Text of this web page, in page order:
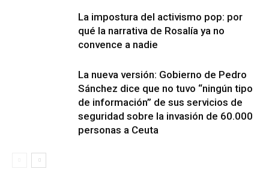
La impostura del activismo pop: por
qué la narrativa de Rosalía ya no
convence a nadie
La nueva versión: Gobierno de Pedro
Sánchez dice que no tuvo “ningún tipo
de información” de sus servicios de
seguridad sobre la invasión de 60.000
personas a Ceuta